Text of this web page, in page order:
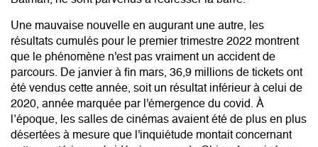
Une mauvaise nouvelle en augurant une autre, les
résultats cumulés pour le premier trimestre 2022 montrent
que le phénomène n'est pas vraiment un accident de
parcours. De janvier à fin mars, 36,9 millions de tickets ont
été vendus cette année, soit un résultat inférieur à celui de
2020, année marquée par l'émergence du covid. À
l’époque, les salles de cinémas avaient été de plus en plus
désertées à mesure que l'inquiétude montait concernant